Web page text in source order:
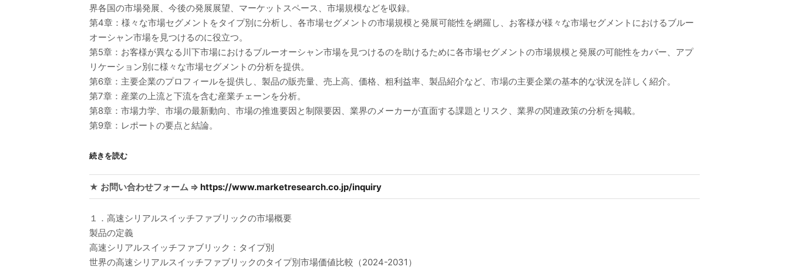
界各国の市場発展、今後の発展展望、マーケットスペース、市場規模などを収録。
第4章：様々な市場セグメントをタイプ別に分析し、各市場セグメントの市場規模と発展可能性を網羅し、お客様が様々な市場セグメントにおけるブルー
オーシャン市場を見つけるのに役立つ。
第5章：お客様が異なる川下市場におけるブルーオーシャン市場を見つけるのを助けるために各市場セグメントの市場規模と発展の可能性をカバー、アプ
リケーション別に様々な市場セグメントの分析を提供。
第6章：主要企業のプロフィールを提供し、製品の販売量、売上高、価格、粗利益率、製品紹介など、市場の主要企業の基本的な状況を詳しく紹介。
第7章：産業の上流と下流を含む産業チェーンを分析。
第8章：市場力学、市場の最新動向、市場の推進要因と制限要因、業界のメーカーが直面する課題とリスク、業界の関連政策の分析を掲載。
第9章：レポートの要点と結論。
続きを読む
★ お問い合わせフォーム ⇒ https://www.marketresearch.co.jp/inquiry
１．高速シリアルスイッチファブリックの市場概要
製品の定義
高速シリアルスイッチファブリック：タイプ別
世界の高速シリアルスイッチファブリックのタイプ別市場価値比較（2024-2031）